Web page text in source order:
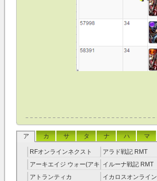
ア カ サ タ ナ ハ マ
RFオンラインネクスト
RMT
アラド戦記 RMT
アーキエイジ ウォー(アキ
ウオ) RMT
イルーナ戦記 RMT
アトランティカ
イカロスオンライン